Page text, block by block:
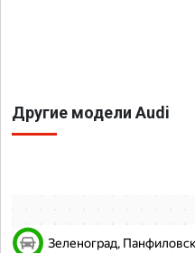
Другие модели Audi